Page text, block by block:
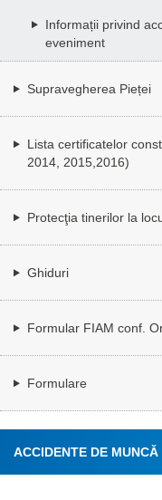
Informații privind
eveniment
Supravegherea Pieței
Lista certificatelor
2014, 2015,2016)
Protecţia tinerilor la
Ghiduri
Formular FIAM conf.
Formulare
ACCIDENTE DE MUNCĂ